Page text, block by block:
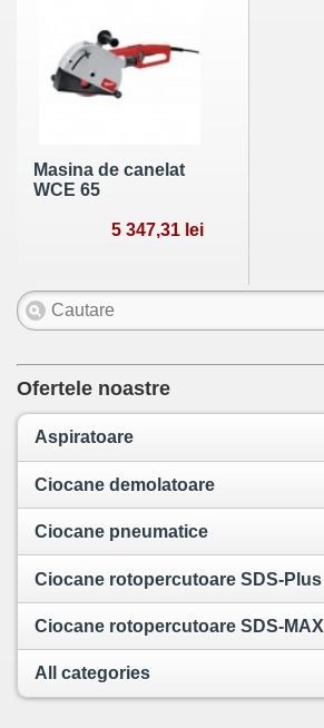
Masina de canelat
WCE 65
5 347,31 lei
Ofertele noastre
Aspiratoare
Ciocane demolatoare
Ciocane pneumatice
Ciocane rotopercutoare SDS-Plus
Ciocane rotopercutoare SDS-MAX
All categories